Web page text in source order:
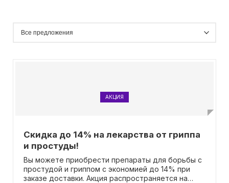
АКЦИЯ
Скидка до 14% на лекарства от гриппа
и простуды!
Вы можете приобрести препараты для борьбы с
простудой и гриппом с экономией до 14% при
заказе доставки. Акция распространяется на